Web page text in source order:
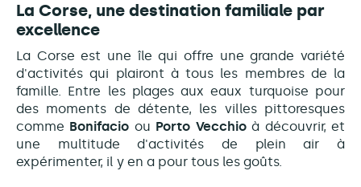
La Corse, une destination familiale par
excellence
La Corse est une île qui offre une grande variété
d'activités qui plairont à tous les membres de la
famille. Entre les plages aux eaux turquoise pour
des moments de détente, les villes pittoresques
comme Bonifacio ou Porto Vecchioà découvrir, et
une multitude d'activités de plein air à
expérimenter, il y en a pour tous les goûts.